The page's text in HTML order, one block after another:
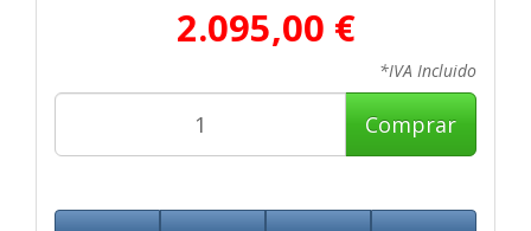
2.095,00 €
*IVA Incluido
Comprar